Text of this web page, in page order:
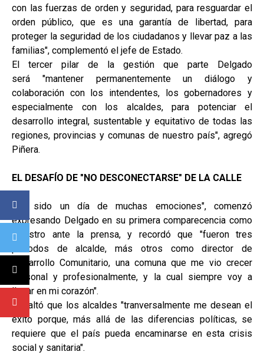
con las fuerzas de orden y seguridad, para resguardar el
orden público, que es una garantía de libertad, para
proteger la seguridad de los ciudadanos y llevar paz a las
familias", complementó el jefe de Estado.
El tercer pilar de la gestión que parte Delgado
será "mantener permanentemente un diálogo y
colaboración con los intendentes, los gobernadores y
especialmente con los alcaldes, para potenciar el
desarrollo integral, sustentable y equitativo de todas las
regiones, provincias y comunas de nuestro país", agregó
Piñera.
EL DESAFÍO DE "NO DESCONECTARSE" DE LA CALLE
"Ha sido un día de muchas emociones", comenzó
expresando Delgado en su primera comparecencia como
ministro ante la prensa, y recordó que "fueron tres
períodos de alcalde, más otros como director de
Desarrollo Comunitario, una comuna que me vio crecer
personal y profesionalmente, y la cual siempre voy a
llevar en mi corazón".
Resaltó que los alcaldes "tranversalmente me desean el
éxito porque, más allá de las diferencias políticas, se
requiere que el país pueda encaminarse en esta crisis
social y sanitaria".